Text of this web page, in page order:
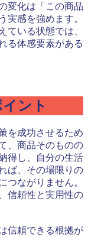
変化は「この商品
実感を強めます。
ている状態では、
る体感要素がある
ント
を成功させるため
、商品そのものの
得し、自分の生活
ば、その場限りの
つながりません。
信頼性と実用性の
信頼できる根拠が